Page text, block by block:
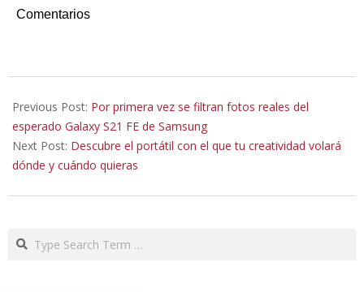
Comentarios
11-
18
Previous Post: Por primera vez se filtran fotos reales del
esperado Galaxy S21 FE de Samsung
Next Post: Descubre el portátil con el que tu creatividad volará
dónde y cuándo quieras
Search